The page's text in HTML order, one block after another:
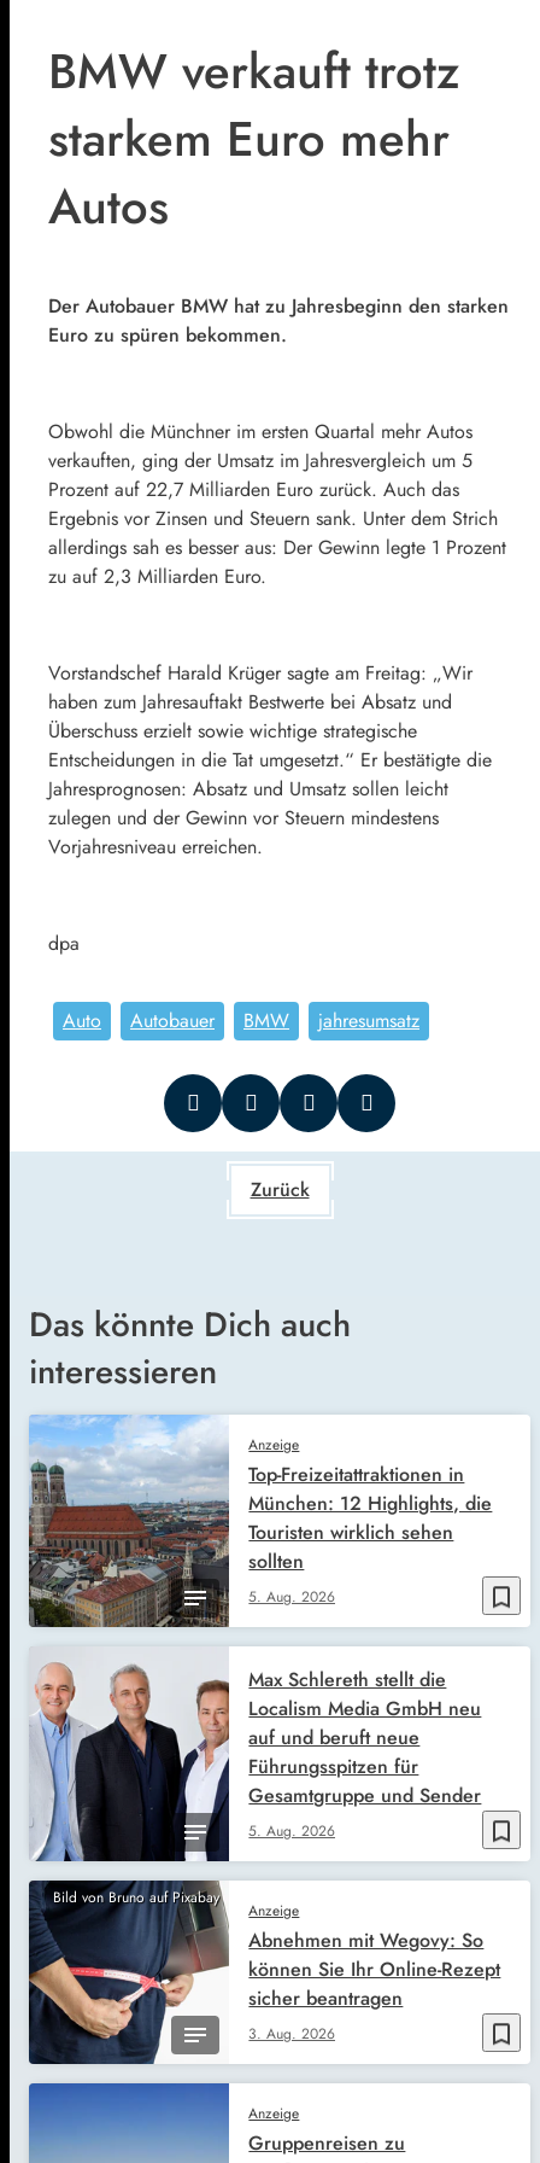
BMW verkauft trotz
starkem Euro mehr
Autos
Der Autobauer BMW hat zu Jahresbeginn den starken
Euro zu spüren bekommen.
Obwohl die Münchner im ersten Quartal mehr Autos
verkauften, ging der Umsatz im Jahresvergleich um 5
Prozent auf 22,7 Milliarden Euro zurück. Auch das
Ergebnis vor Zinsen und Steuern sank. Unter dem Strich
allerdings sah es besser aus: Der Gewinn legte 1 Prozent
zu auf 2,3 Milliarden Euro.
Vorstandschef Harald Krüger sagte am Freitag: „Wir
haben zum Jahresauftakt Bestwerte bei Absatz und
Überschuss erzielt sowie wichtige strategische
Entscheidungen in die Tat umgesetzt.“ Er bestätigte die
Jahresprognosen: Absatz und Umsatz sollen leicht
zulegen und der Gewinn vor Steuern mindestens
Vorjahresniveau erreichen.
dpa
Auto Autobauer BMW jahresumsatz
Zurück
Das könnte Dich auch
interessieren
bookmark_border
Anzeige
5. Aug. 2026
Top-Freizeitattraktionen in
München: 12 Highlights, die
Touristen wirklich sehen
sollten
bookmark_border
5. Aug. 2026
Max Schlereth stellt die
Localism Media GmbH neu
auf und beruft neue
Führungsspitzen für
Gesamtgruppe und Sender
Bild von Bruno auf Pixabay
bookmark_border
Anzeige
3. Aug. 2026
Abnehmen mit Wegovy: So
können Sie Ihr Online-Rezept
sicher beantragen
Anzeige
Gruppenreisen zu